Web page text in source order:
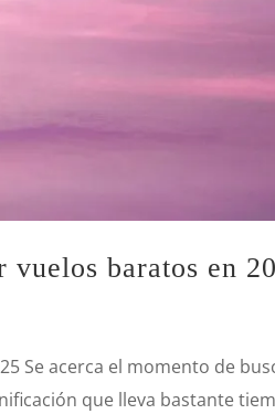
baratos en
Se acerca el momento de
que lleva bastante